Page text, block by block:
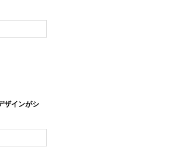
ザインがシ